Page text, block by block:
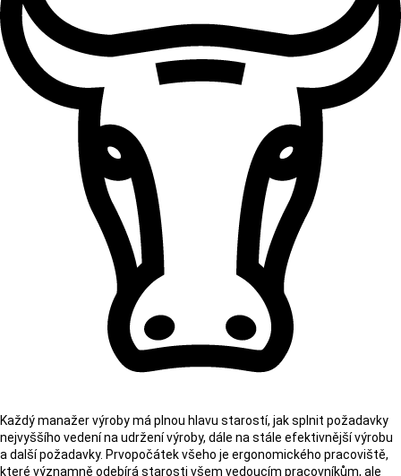
Každý manažer výroby má plnou hlavu starostí, jak splnit požadavky
nejvyššího vedení na udržení výroby, dále na stále efektivnější výrobu
a další požadavky. Prvopočátek všeho je ergonomického pracoviště,
které významně odebírá starosti všem vedoucím pracovníkům, ale